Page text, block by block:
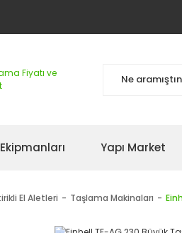
Yapı Market
El Aletleri Taşlama Makinaları